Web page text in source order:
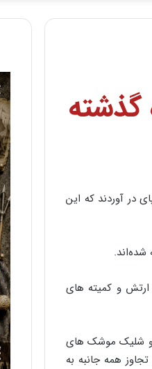
گذشته
۵۹ تفنگدار سعودی را از پای در آوردند که این
دست تک تیراندازان ارتش و کمیته های
و شلیک موشک های
همه جانبه به